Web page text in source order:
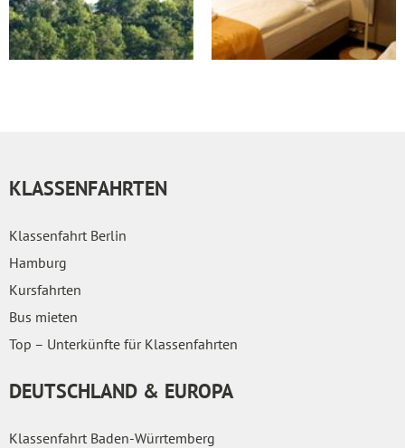
KLASSENFAHRTEN
Klassenfahrt Berlin
Hamburg
Kursfahrten
Bus mieten
Top – Unterkünfte für Klassenfahrten
DEUTSCHLAND & EUROPA
Klassenfahrt Baden-Würrtemberg